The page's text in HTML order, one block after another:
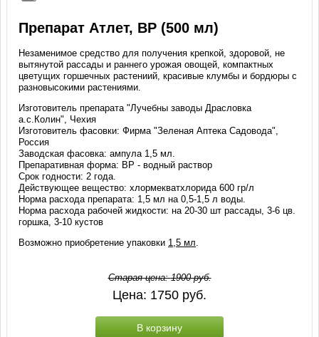
Препарат Атлет, ВР (500 мл)
Незаменимое средство для получения крепкой, здоровой, не
вытянутой рассады и раннего урожая овощей, компактных
цветущих горшечных растениий, красивые клумбы и бордюры с
разновысокими растениями.
Изготовитель препарата "Лучебны заводы Драсловка
а.с.Колин", Чехия
Изготовитель фасовки: Фирма "Зеленая Аптека Садовода",
Россия
Заводская фасовка: ампула 1,5 мл.
Препаративная форма: ВР - водный раствор
Срок годности: 2 года.
Действующее вещество: хлормекватхлорида 600 гр/л
Норма расхода препарата: 1,5 мл на 0,5-1,5 л воды.
Норма расхода рабочей жидкости: на 20-30 шт рассады, 3-6 цв.
горшка, 3-10 кустов
Возможно приобретение упаковки 1,5 мл
Старая цена:1900руб.
Цена: 1750 руб.
В корзину